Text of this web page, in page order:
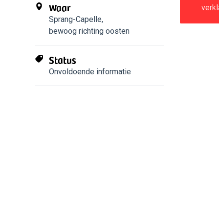
Waar
Sprang-Capelle,
bewoog richting oosten
Status
Onvoldoende informatie